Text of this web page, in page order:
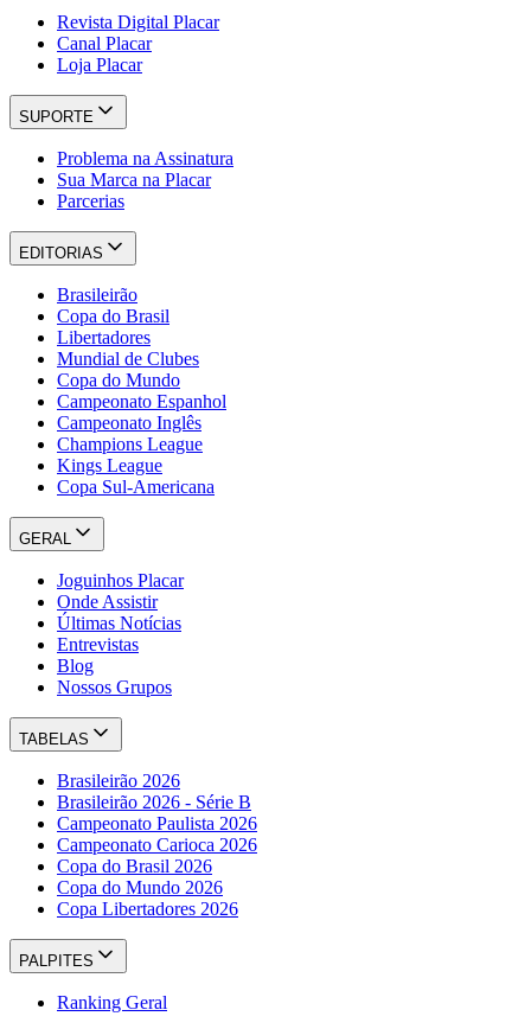
Revista Digital Placar
Canal Placar
Loja Placar
SUPORTE
Problema na Assinatura
Sua Marca na Placar
Parcerias
EDITORIAS
Brasileirão
Copa do Brasil
Libertadores
Mundial de Clubes
Copa do Mundo
Campeonato Espanhol
Campeonato Inglês
Champions League
Kings League
Copa Sul-Americana
GERAL
Joguinhos Placar
Onde Assistir
Últimas Notícias
Entrevistas
Blog
Nossos Grupos
TABELAS
Brasileirão 2026
Brasileirão 2026 - Série B
Campeonato Paulista 2026
Campeonato Carioca 2026
Copa do Brasil 2026
Copa do Mundo 2026
Copa Libertadores 2026
PALPITES
Ranking Geral